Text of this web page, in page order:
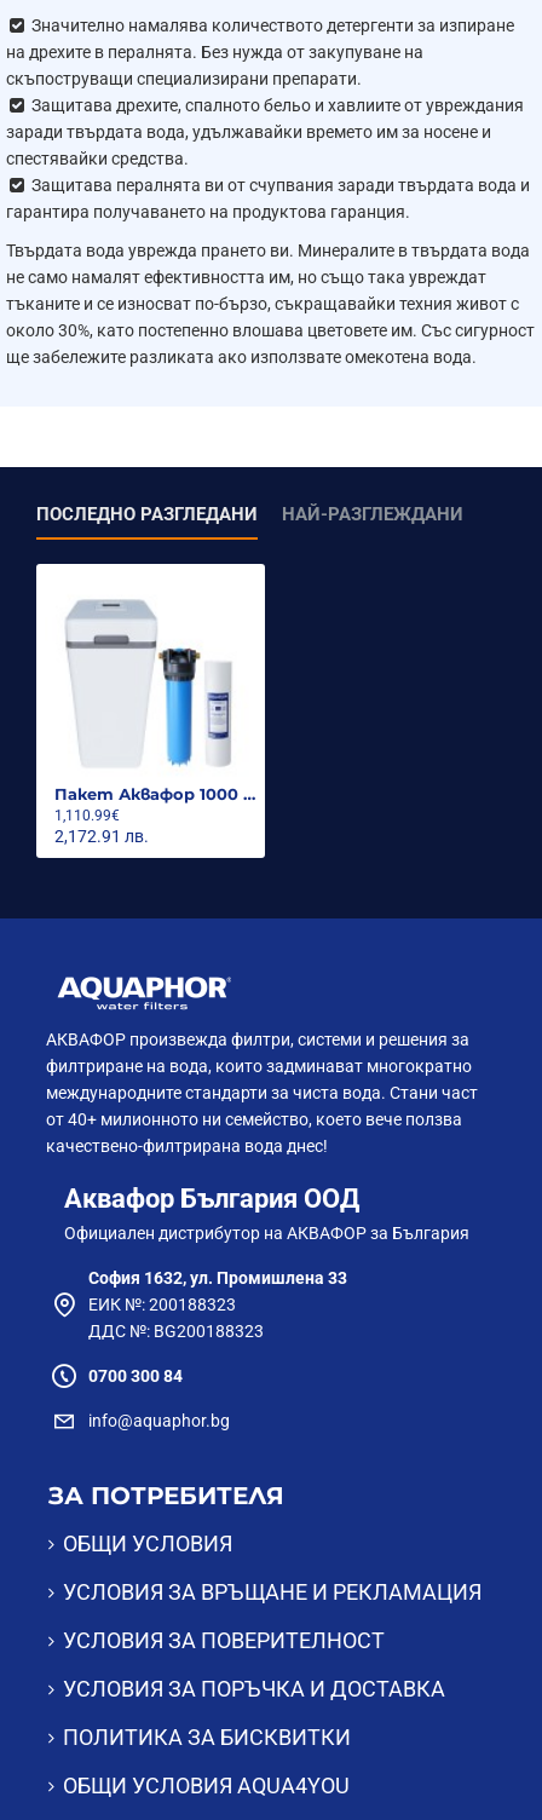
Значително намалява количеството детергенти за изпиране
на дрехите в пералнята. Без нужда от закупуване на
скъпоструващи специализирани препарати.
Защитава дрехите, спалното бельо и хавлиите от увреждания
заради твърдата вода, удължавайки времето им за носене и
спестявайки средства.
Защитава пералнята ви от счупвания заради твърдата вода и
гарантира получаването на продуктова гаранция.
Твърдата вода уврежда прането ви. Минералите в твърдата вода
не само намалят ефективността им, но също така увреждат
тъканите и се износват по-бързо, съкращавайки техния живот с
около 30%, като постепенно влошава цветовете им. Със сигурност
ще забележите разликата ако използвате омекотена вода.
ПОСЛЕДНО РАЗГЛЕДАНИ НАЙ-РАЗГЛЕЖДАНИ
Пакет Аквафор 1000 Плюс
1,110.99€
2,172.91 лв.
АКВАФОР произвежда филтри, системи и решения за
филтриране на вода, които задминават многократно
международните стандарти за чиста вода. Стани част
от 40+ милионното ни семейство, което вече ползва
качествено-филтрирана вода днес!
Аквафор България ООД
Официален дистрибутор на АКВАФОР за България
София 1632, ул. Промишлена 33
ЕИК №: 200188323
ДДС №: BG200188323
0700 300 84
info@aquaphor.bg
ЗА ПОТРЕБИТЕЛЯ
ОБЩИ УСЛОВИЯ
УСЛОВИЯ ЗА ВРЪЩАНЕ И РЕКЛАМАЦИЯ
УСЛОВИЯ ЗА ПОВЕРИТЕЛНОСТ
УСЛОВИЯ ЗА ПОРЪЧКА И ДОСТАВКА
ПОЛИТИКА ЗА БИСКВИТКИ
ОБЩИ УСЛОВИЯ AQUA4YOU